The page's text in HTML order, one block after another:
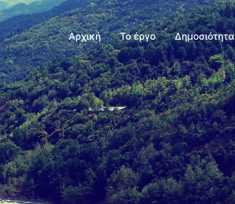
Αρχική Το έργο Δημοσιότητα